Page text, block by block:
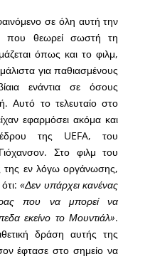
σε όλη αυτή την
που θεωρεί σωστή τη
όπως και το φιλμ,
για παθιασμένους
ενάντια σε όσους
Αυτό το τελευταίο στο
εφαρμόσει ακόμα και
της UEFA, του
Στο φιλμ του
της εν λόγω οργάνωσης,
«Δεν υπάρχει κανένας
που να μπορεί να
εκείνο το Μουντιάλ».
δράση αυτής της
έφτασε στο σημείο να